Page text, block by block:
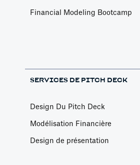
Financial Modeling Bootcamp
SERVICES DE PITCH DECK
Design Du Pitch Deck
Modélisation Financière
Design de présentation